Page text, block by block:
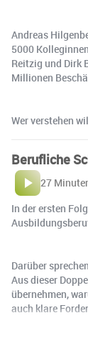
Andreas
5000
Reitzig und Dirk
Millionen
Wer verstehen
Berufliche
27
In der ersten
Darüber
Aus dieser
übernehmen,
auch klare